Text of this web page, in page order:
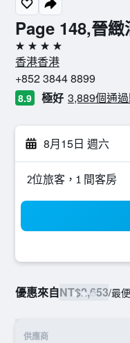
Page 148,晉緻
4星級
香港香港
+852 3844 8899
8.9 極好 3,889個通
8月15日 週六
2位旅客，1 間客房
優惠來自NT$2,653/最
供應商